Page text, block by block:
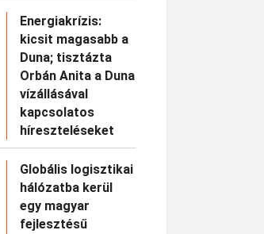
Energiakrízis:
kicsit magasabb a
Duna; tisztázta
Orbán Anita a Duna
vízállásával
kapcsolatos
híreszteléseket
Globális logisztikai
hálózatba kerül
egy magyar
fejlesztésű